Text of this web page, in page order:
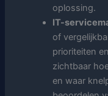
oplossing.
IT-
of
prioriteiten
zichtbaar
en waar